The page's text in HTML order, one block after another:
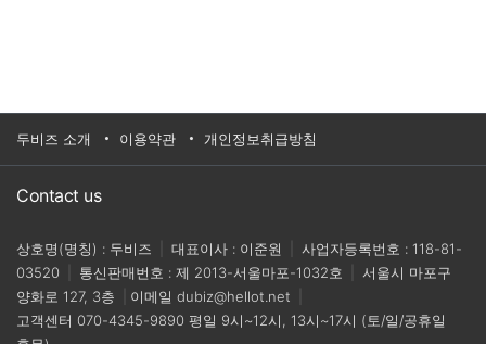
두비즈 소개 이용약관 개인정보취급방침
Contact us
상호명(명칭) : 두비즈 대표이사 : 이준원
사업자등록번호 : 118-81-
03520
통신판매번호 : 제 2013-서울마포-1032호
서울시 마포구
양화로 127, 3층
이메일 dubiz@hellot.net
고객센터 070-4345-9890 평일 9시~12시, 13시~17시 (토/일/공휴일